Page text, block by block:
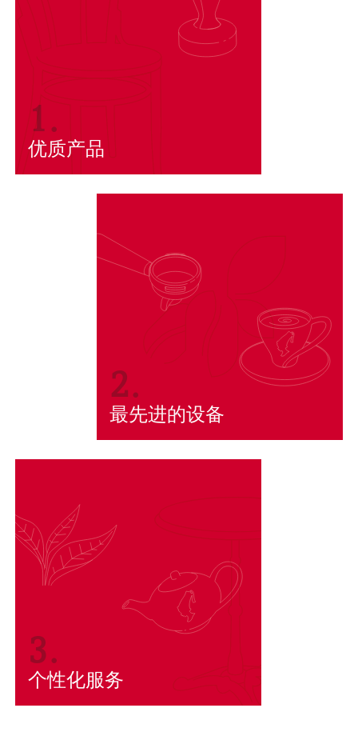
1.
优质产品
2.
最先进的设备
3.
个性化服务